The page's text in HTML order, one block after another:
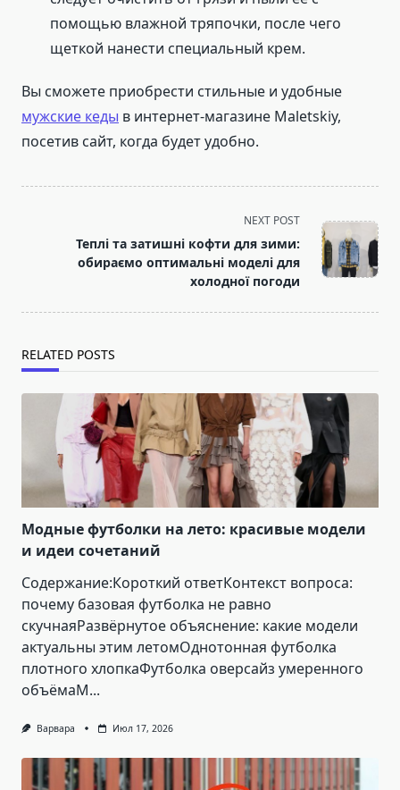
помощью влажной тряпочки, после чего
щеткой нанести специальный крем.
Вы сможете приобрести стильные и удобные
мужские кеды в интернет-магазине Maletskiy,
посетив сайт, когда будет удобно.
class="nav-
NEXT POST
Теплі та затишні кофти для зими:
обираємо оптимальні моделі для
холодної погоди
RELATED POSTS
Модные футболки на лето: красивые модели
и идеи сочетаний
Содержание:Короткий ответКонтекст вопроса:
почему базовая футболка не равно
скучнаяРазвёрнутое объяснение: какие модели
актуальны этим летомОднотонная футболка
плотного хлопкаФутболка оверсайз умеренного
объёмаМ...
Варвара Июл 17, 2026